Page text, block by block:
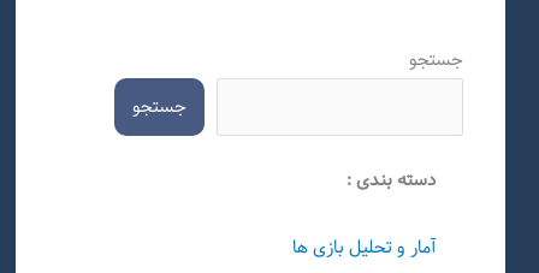
جستجو
جستجو
دسته بندی :
آمار و تحلیل بازی ها